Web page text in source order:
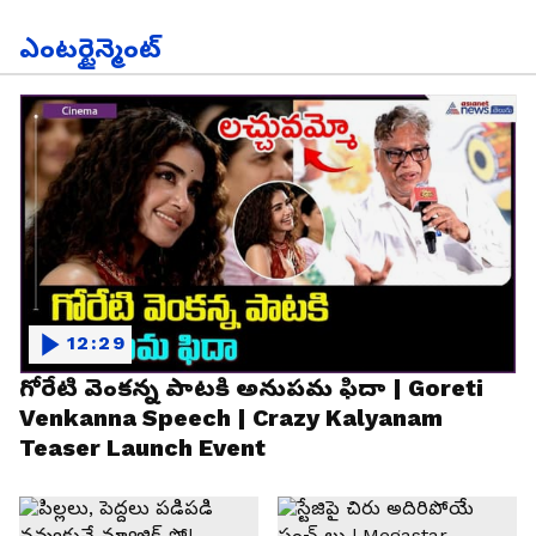
ఎంటర్టైన్మెంట్
గోరేటి వెంకన్న పాటకి అనుపమ ఫిదా | Goreti
Venkanna Speech | Crazy Kalyanam
Teaser Launch Event
12:29